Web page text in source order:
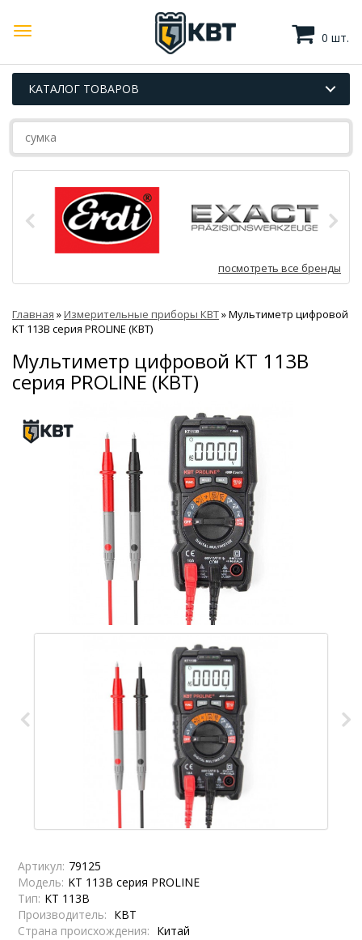
0 шт.
КАТАЛОГ ТОВАРОВ
посмотреть все бренды
Главная »Измерительные приборы КВТ»Мультиметр цифровой
KT 113B серия PROLINE (КВТ)
Мультиметр цифровой KT 113B
серия PROLINE (КВТ)
Артикул: 79125
Модель: KT 113B серия PROLINE
Тип: KT 113B
Производитель: КВТ
Страна происхождения: Китай